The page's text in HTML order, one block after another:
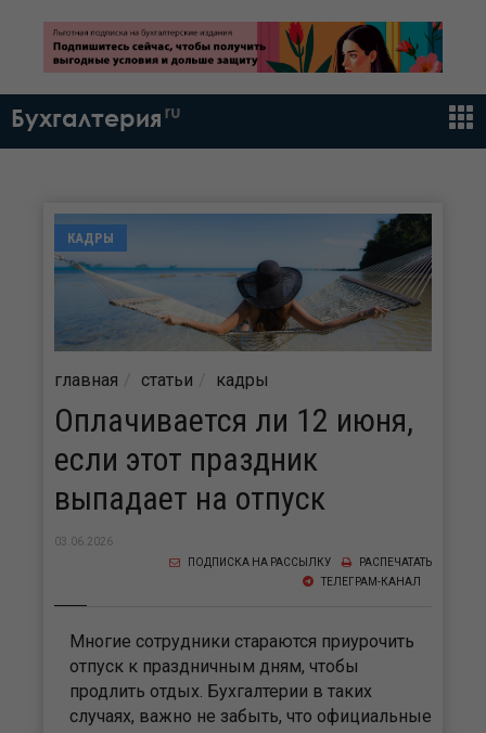
Бухгалтерия ru
КАДРЫ
главная статьи кадры
Оплачивается ли 12 июня,
если этот праздник
выпадает на отпуск
03.06.2026
РАСПЕЧАТАТЬ
ПОДПИСКА НА РАССЫЛКУ
ТЕЛЕГРАМ-КАНАЛ
Многие сотрудники стараются приурочить
отпуск к праздничным дням, чтобы
продлить отдых. Бухгалтерии в таких
случаях, важно не забыть, что официальные